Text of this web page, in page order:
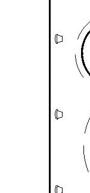
Downloads
Over ons